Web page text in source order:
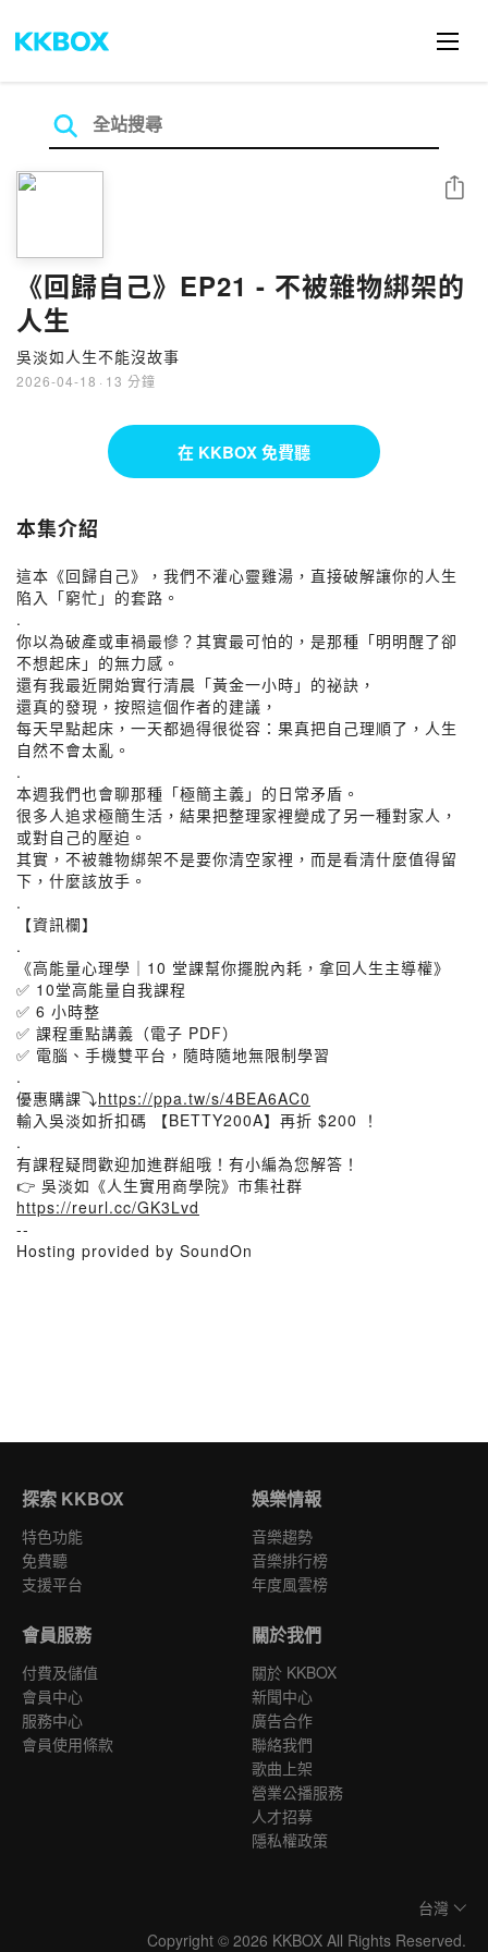
《回歸自己》EP21 - 不被雜物綁架的
人生
吳淡如人生不能沒故事
2026-04-18 · 13 分鐘
分享
在 KKBOX 免費聽
本集介紹
這本《回歸自己》，我們不灌心靈雞湯，直接破解讓你的人生
陷入「窮忙」的套路。
.
你以為破產或車禍最慘？其實最可怕的，是那種「明明醒了卻
不想起床」的無力感。
還有我最近開始實行清晨「黃金一小時」的祕訣，
還真的發現，按照這個作者的建議，
每天早點起床，一天都過得很從容：果真把自己理順了，人生
自然不會太亂。
.
本週我們也會聊那種「極簡主義」的日常矛盾。
很多人追求極簡生活，結果把整理家裡變成了另一種對家人，
或對自己的壓迫。
其實，不被雜物綁架不是要你清空家裡，而是看清什麼值得留
下，什麼該放手。
.
【資訊欄】
.
《高能量心理學｜10 堂課幫你擺脫內耗，拿回人生主導權》
✅ 10堂高能量自我課程
✅ 6 小時整
✅ 課程重點講義（電子 PDF）
✅ 電腦、手機雙平台，隨時隨地無限制學習
.
優惠購課⤵️https://ppa.tw/s/4BEA6AC0
輸入吳淡如折扣碼 【BETTY200A】再折 $200 ！
.
有課程疑問歡迎加進群組哦！有小編為您解答！
👉 吳淡如《人生實用商學院》市集社群
https://reurl.cc/GK3Lvd
--
Hosting provided by SoundOn
探索 KKBOX
特色功能
免費聽
支援平台
娛樂情報
音樂趨勢
音樂排行榜
年度風雲榜
會員服務
付費及儲值
會員中心
服務中心
會員使用條款
關於我們
關於 KKBOX
新聞中心
廣告合作
聯絡我們
歌曲上架
營業公播服務
人才招募
隱私權政策
台灣
Copyright © 2026 KKBOX All Rights Reserved.